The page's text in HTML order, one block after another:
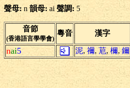
聲母: n 韻母: ai聲調: 5
音節
(香港語言學學會)
粵音 漢字
nai5 泥, 禰, 苨,檷,鑈